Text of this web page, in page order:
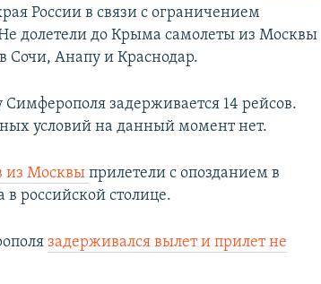
России в связи с ограничением
долетели до Крыма самолеты из Москвы
Сочи, Анапу и Краснодар.
задерживается 14 рейсов.
условий на данный момент нет.
из Москвыприлетели с опозданием в
в российской столице.
задерживался вылет и прилет не